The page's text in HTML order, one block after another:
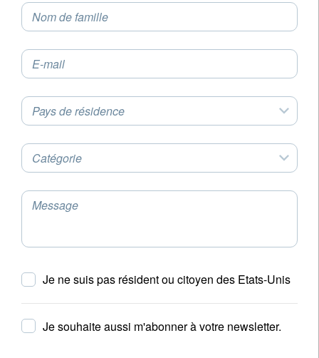
Nom de famille
E-mail
Pays de résidence
Catégorie
Message
Je ne suis pas résident ou citoyen des Etats-Unis
Je souhaite aussi m'abonner à votre newsletter.
newsletter
Civilité
Nom
Pays de résidence